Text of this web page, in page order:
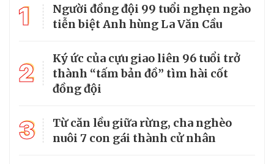
1
Người đồng đội 99 tuổi nghẹn ngào
tiễn biệt Anh hùng La Văn Cầu
2
Ký ức của cựu giao liên 96 tuổi trở
thành “tấm bản đồ” tìm hài cốt
đồng đội
3
Từ căn lều giữa rừng, cha nghèo
nuôi 7 con gái thành cử nhân